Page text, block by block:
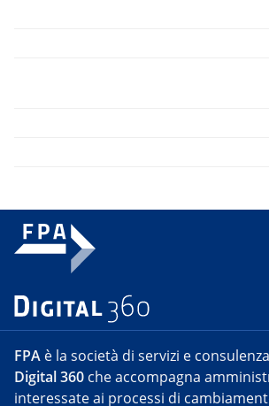
FPA è la società di servizi e
Digital 360 che accompagna
interessate ai processi di